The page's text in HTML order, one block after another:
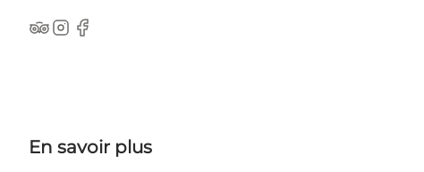
TripAdvisor
Instagram
Facebook
En savoir plus